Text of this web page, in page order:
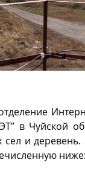
в Чуйской
и
ниже: